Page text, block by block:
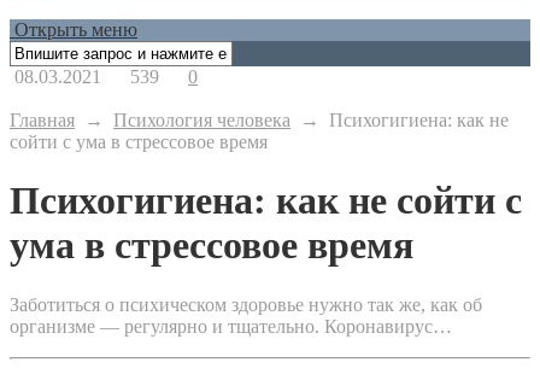
Открыть меню
08.03.2021 539 0
Главная → Психология человека → Психогигиена: как не
сойти с ума в стрессовое время
Психогигиена: как не сойти с
ума в стрессовое время
Заботиться о психическом здоровье нужно так же, как об
организме — регулярно и тщательно. Коронавирус…